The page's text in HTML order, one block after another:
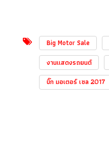
Big Motor Sale
งานแสดงรถยนต์
บิ๊ก มอเตอร์ เซล 2017